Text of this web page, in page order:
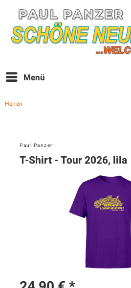
Menü
Herren
Paul Panzer
T-Shirt - Tour 2026, lila